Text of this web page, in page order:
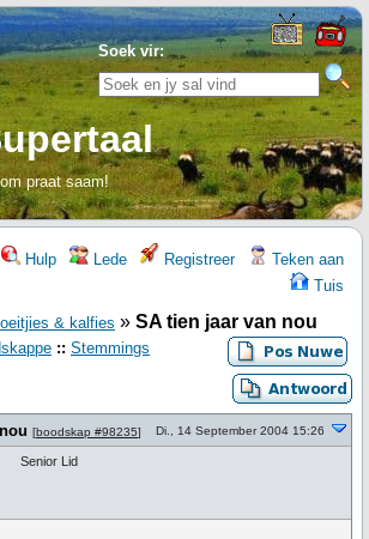
Soek vir:
praat saam!
Hulp Lede Registreer
Teken aan
Tuis
& kalfies » SA tien jaar van nou
:: Stemmings
[boodskap #98235] Di., 14 September 2004 15:26
Senior Lid